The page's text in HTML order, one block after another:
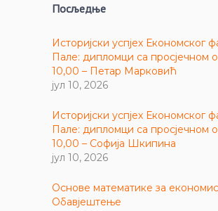
Посљедње
Историјски успјех Економског
Пале: дипломци са просјечном
10,00 – Петар Марковић
јул 10, 2026
Историјски успјех Економског
Пале: дипломци са просјечном
10,00 – Софија Шкипина
јул 10, 2026
Основе математике за
Обавјештење